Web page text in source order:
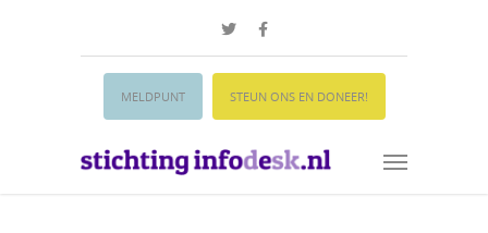
MELDPUNT STEUN ONS EN DONEER!